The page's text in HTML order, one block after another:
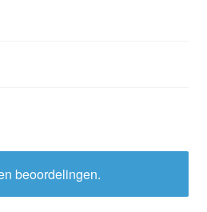
beoordelingen.